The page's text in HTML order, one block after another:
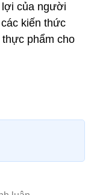
lợi của người
kiến thức
thực phẩm cho